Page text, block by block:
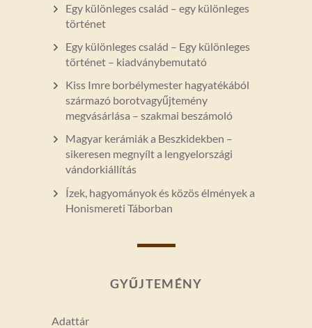
Egy különleges család – egy különleges
történet
Egy különleges család – Egy különleges
történet – kiadványbemutató
Kiss Imre borbélymester hagyatékából
származó borotvagyűjtemény
megvásárlása – szakmai beszámoló
Magyar kerámiák a Beszkidekben –
sikeresen megnyílt a lengyelországi
vándorkiállítás
Ízek, hagyományok és közös élmények a
Honismereti Táborban
GYŰJTEMÉNY
Adattár